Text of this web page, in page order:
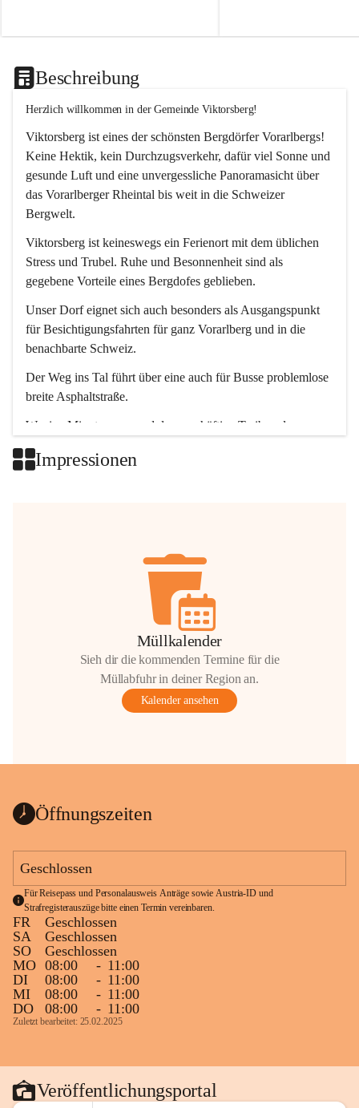
Beschreibung
Herzlich willkommen in der Gemeinde Viktorsberg!
Viktorsberg ist eines der schönsten Bergdörfer Vorarlbergs!
Keine Hektik, kein Durchzugsverkehr, dafür viel Sonne und
gesunde Luft und eine unvergessliche Panoramasicht über
das Vorarlberger Rheintal bis weit in die Schweizer
Bergwelt.
Viktorsberg ist keineswegs ein Ferienort mit dem üblichen
Stress und Trubel. Ruhe und Besonnenheit sind als
gegebene Vorteile eines Bergdofes geblieben.
Unser Dorf eignet sich auch besonders als Ausgangspunkt
für Besichtigungsfahrten für ganz Vorarlberg und in die
benachbarte Schweiz.
Der Weg ins Tal führt über eine auch für Busse problemlose
breite Asphaltstraße.
Wenige Minuten nur, und das geschäftige Treiben der
Impressionen
Müllkalender
Sieh dir die kommenden Termine für die
Müllabfuhr in deiner Region an.
Kalender ansehen
Öffnungszeiten
Geschlossen
Für Reisepass und Personalausweis Anträge sowie Austria-ID und
Strafregisterauszüge bitte einen Termin vereinbaren.
FR
Geschlossen
SA
Geschlossen
SO
Geschlossen
MO 08:00 - 11:00
DI
08:00 - 11:00
MI
08:00 - 11:00
DO
08:00 - 11:00
Zuletzt bearbeitet: 25.02.2025
Veröffentlichungsportal